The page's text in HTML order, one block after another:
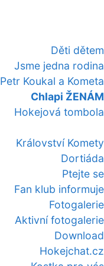
Děti dětem
Jsme jedna rodina
Petr Koukal a Kometa
Chlapi ŽENÁM
Hokejová tombola
Království Komety
Dortiáda
Ptejte se
Fan klub informuje
Fotogalerie
Aktivní fotogalerie
Download
Hokejchat.cz